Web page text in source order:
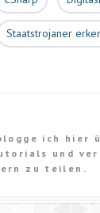
Staatstrojaner
ich hier
und
zu teilen.